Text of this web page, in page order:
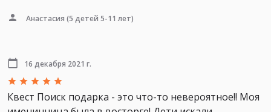
Анастасия (5 детей 5-11 лет)
16 декабря 2021 г.
Квест Поиск подарка - это что-то невероятное!! Моя